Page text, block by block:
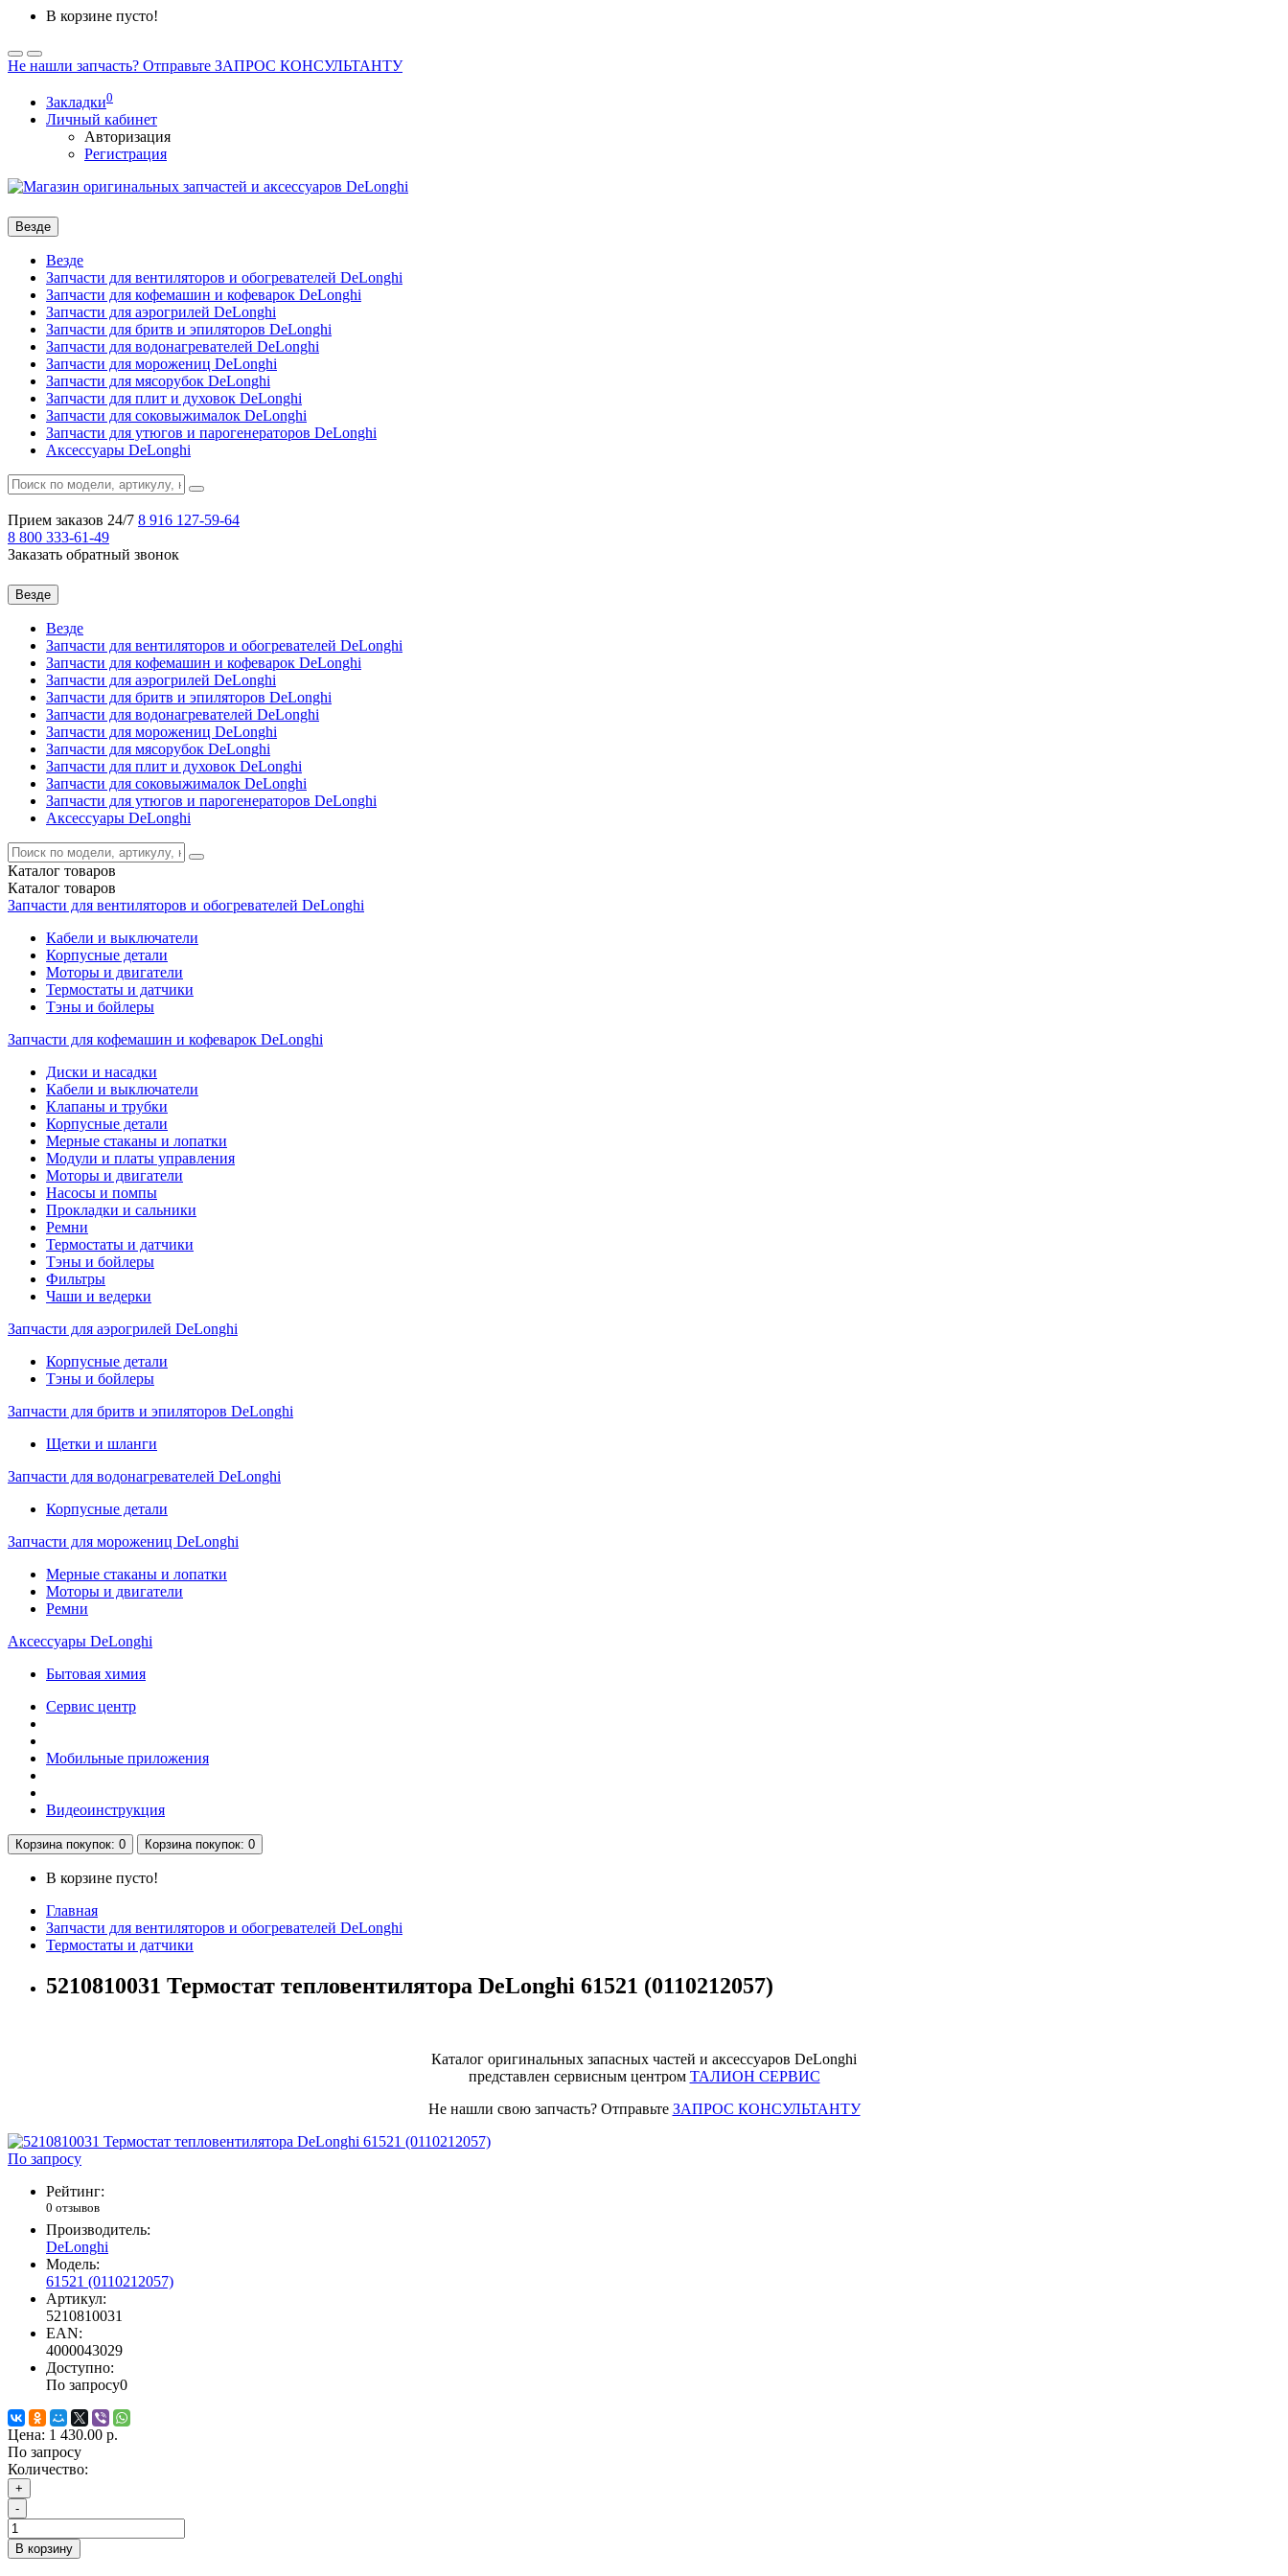
В корзине пусто!
Не нашли запчасть? Отправьте ЗАПРОС КОНСУЛЬТАНТУ
Закладки0
Личный кабинет
Авторизация
Регистрация
Везде
Везде
Запчасти для вентиляторов и обогревателей DeLonghi
Запчасти для кофемашин и кофеварок DeLonghi
Запчасти для аэрогрилей DeLonghi
Запчасти для бритв и эпиляторов DeLonghi
Запчасти для водонагревателей DeLonghi
Запчасти для морожениц DeLonghi
Запчасти для мясорубок DeLonghi
Запчасти для плит и духовок DeLonghi
Запчасти для соковыжималок DeLonghi
Запчасти для утюгов и парогенераторов DeLonghi
Аксессуары DeLonghi
Прием заказов 24/7 8 916 127-59-64
8 800 333-61-49
Заказать обратный звонок
Везде
Везде
Запчасти для вентиляторов и обогревателей DeLonghi
Запчасти для кофемашин и кофеварок DeLonghi
Запчасти для аэрогрилей DeLonghi
Запчасти для бритв и эпиляторов DeLonghi
Запчасти для водонагревателей DeLonghi
Запчасти для морожениц DeLonghi
Запчасти для мясорубок DeLonghi
Запчасти для плит и духовок DeLonghi
Запчасти для соковыжималок DeLonghi
Запчасти для утюгов и парогенераторов DeLonghi
Аксессуары DeLonghi
Каталог товаров
Каталог товаров
Запчасти для вентиляторов и обогревателей DeLonghi
Кабели и выключатели
Корпусные детали
Моторы и двигатели
Термостаты и датчики
Тэны и бойлеры
Запчасти для кофемашин и кофеварок DeLonghi
Диски и насадки
Кабели и выключатели
Клапаны и трубки
Корпусные детали
Мерные стаканы и лопатки
Модули и платы управления
Моторы и двигатели
Насосы и помпы
Прокладки и сальники
Ремни
Термостаты и датчики
Тэны и бойлеры
Фильтры
Чаши и ведерки
Запчасти для аэрогрилей DeLonghi
Корпусные детали
Тэны и бойлеры
Запчасти для бритв и эпиляторов DeLonghi
Щетки и шланги
Запчасти для водонагревателей DeLonghi
Корпусные детали
Запчасти для морожениц DeLonghi
Мерные стаканы и лопатки
Моторы и двигатели
Ремни
Аксессуары DeLonghi
Бытовая химия
Сервис центр
Мобильные приложения
Видеоинструкция
Корзинапокупок: 0 Корзинапокупок: 0
В корзине пусто!
Главная
Запчасти для вентиляторов и обогревателей DeLonghi
Термостаты и датчики
5210810031 Термостат тепловентилятора DeLonghi 61521 (0110212057)
Каталог оригинальных запасных частей и аксессуаров DeLonghi
представлен сервисным центром ТАЛИОН СЕРВИС
Не нашли свою запчасть? Отправьте ЗАПРОС КОНСУЛЬТАНТУ
По запросу
Рейтинг:
0 отзывов
Производитель:
DeLonghi
Модель:
61521 (0110212057)
Артикул:
5210810031
EAN:
4000043029
Доступно:
По запросу0
Цена: 1 430.00 р.
По запросу
Количество:
+
-
В корзину